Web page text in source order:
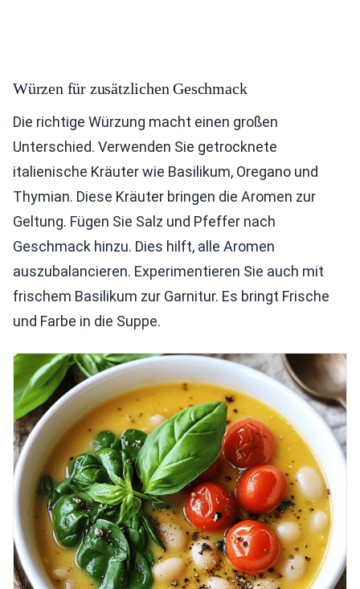
Würzen für zusätzlichen Geschmack
Die richtige Würzung macht einen großen
Unterschied. Verwenden Sie getrocknete
italienische Kräuter wie Basilikum, Oregano und
Thymian. Diese Kräuter bringen die Aromen zur
Geltung. Fügen Sie Salz und Pfeffer nach
Geschmack hinzu. Dies hilft, alle Aromen
auszubalancieren. Experimentieren Sie auch mit
frischem Basilikum zur Garnitur. Es bringt Frische
und Farbe in die Suppe.